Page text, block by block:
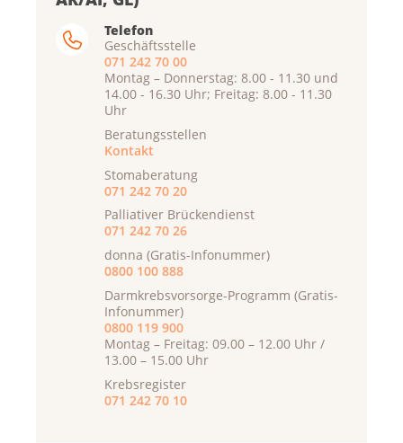
Telefon
Geschäftsstelle
071 242 70 00
Montag – Donnerstag: 8.00 - 11.30 und
14.00 - 16.30 Uhr; Freitag: 8.00 - 11.30
Uhr
Beratungsstellen
Kontakt
Stomaberatung
071 242 70 20
Palliativer Brückendienst
071 242 70 26
donna (Gratis-Infonummer)
0800 100 888
Darmkrebsvorsorge-Programm (Gratis-
Infonummer)
0800 119 900
Montag – Freitag: 09.00 – 12.00 Uhr /
13.00 – 15.00 Uhr
Krebsregister
071 242 70 10